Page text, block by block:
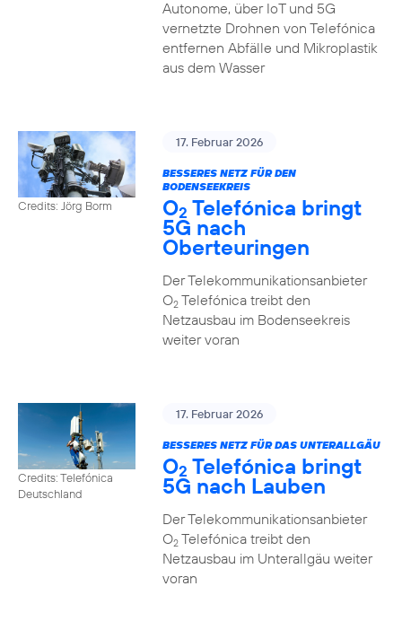
Autonome, über IoT und 5G
vernetzte Drohnen von Telefónica
entfernen Abfälle und Mikroplastik
aus dem Wasser
Credits: Jörg Borm
17. Februar 2026
BESSERES NETZ FÜR DEN
BODENSEEKREIS
O2 Telefónica bringt
5G nach
Oberteuringen
Der Telekommunikationsanbieter
O2Telefónica treibt den
Netzausbau im Bodenseekreis
weiter voran
Credits: Telefónica
Deutschland
17. Februar 2026
BESSERES NETZ FÜR DAS UNTERALLGÄU
O2 Telefónica bringt
5G nach Lauben
Der Telekommunikationsanbieter
O2Telefónica treibt den
Netzausbau im Unterallgäu weiter
voran